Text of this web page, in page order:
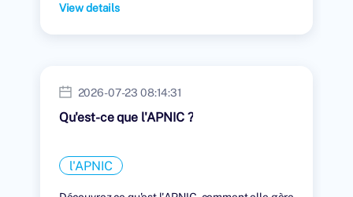
View details
2026-07-23 08:14:31
Qu'est-ce que l'APNIC ?
l'APNIC